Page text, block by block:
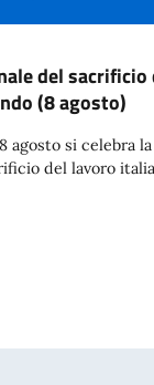
del sacrificio
(8 agosto)
agosto si celebra
del lavoro
del sacrificio